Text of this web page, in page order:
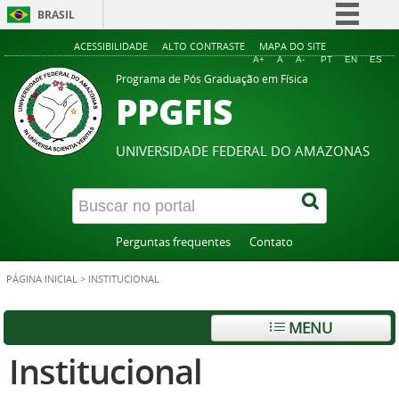
BRASIL
Simplifique!
Comunica BR
Acesso à informação
Legislação
Canais
ACESSIBILIDADE ALTO CONTRASTE MAPA DO SITE
A+ A A- PT EN ES
Programa de Pós Graduação em Física
PPGFIS
UNIVERSIDADE FEDERAL DO AMAZONAS
Perguntas frequentes Contato
PÁGINA INICIAL > INSTITUCIONAL
MENU
Institucional